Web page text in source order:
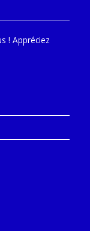
! Appréciez